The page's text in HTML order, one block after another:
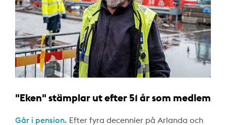
"Eken" stämplar ut efter 51 år som medlem
Går i pension. Efter fyra decennier på Arlanda och